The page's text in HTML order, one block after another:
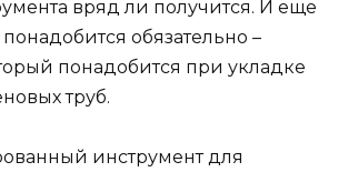
вряд ли получится. И еще
обязательно –
понадобится при укладке
труб.
инструмент для